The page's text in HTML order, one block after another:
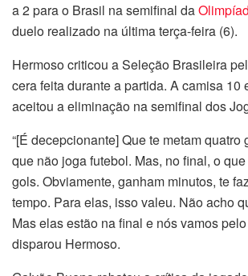
a 2 para o Brasil na semifinal da
duelo realizado na última terça-feira (6).
Hermoso criticou a Seleção Brasileira
cera feita durante a partida. A camisa 10
aceitou a eliminação na semifinal dos
“[É decepcionante] Que te metam quatro
que não joga futebol. Mas, no final, o
gols. Obviamente, ganham minutos, te
tempo. Para elas, isso valeu. Não acho
Mas elas estão na final e nós vamos pelo
disparou Hermoso.